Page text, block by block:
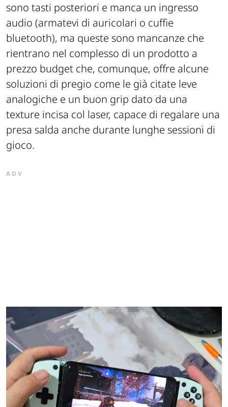
sono tasti posteriori e manca un ingresso
audio (armatevi di auricolari o cuffie
bluetooth), ma queste sono mancanze che
rientrano nel complesso di un prodotto a
prezzo budget che, comunque, offre alcune
soluzioni di pregio come le già citate leve
analogiche e un buon grip dato da una
texture incisa col laser, capace di regalare una
presa salda anche durante lunghe sessioni di
gioco.
ADV